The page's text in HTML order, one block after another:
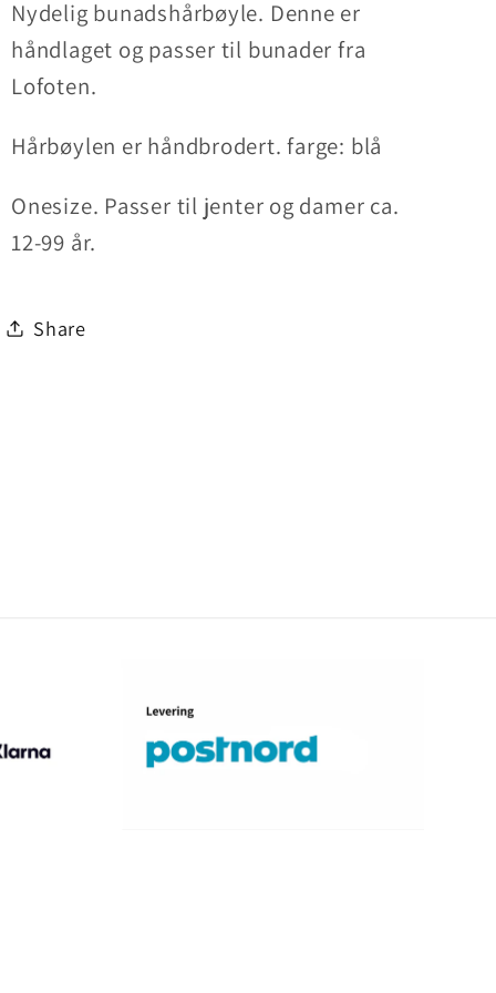
Nydelig bunadshårbøyle. Denne er
håndlaget og passer til bunader fra
Lofoten.
Hårbøylen er håndbrodert. farge: blå
Onesize. Passer til jenter og damer ca.
12-99 år.
Share